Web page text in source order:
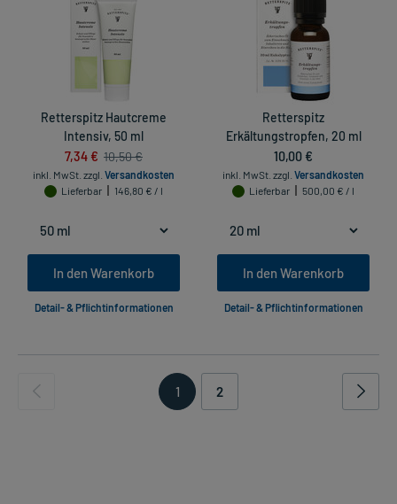
Retterspitz Hautcreme
Intensiv, 50 ml
7,34 € 10,50 €
inkl. MwSt. zzgl. Versandkosten
Lieferbar
146,80 € / l
In den Warenkorb
Detail- & Pflichtinformationen
Retterspitz
Erkältungstropfen, 20 ml
10,00 €
inkl. MwSt. zzgl. Versandkosten
Lieferbar
500,00 € / l
In den Warenkorb
Detail- & Pflichtinformationen
1 2